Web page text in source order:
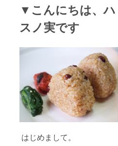
▼こんにちは、ハ
スノ実です
はじめまして。